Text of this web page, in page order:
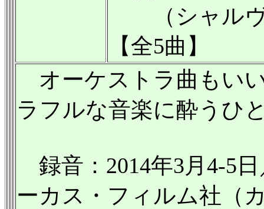
（シャルヴ
【全5曲】
オーケストラ曲もい
ラフルな音楽に酔うひ
録音：2014年3月4-5
ーカス・フィルム社（